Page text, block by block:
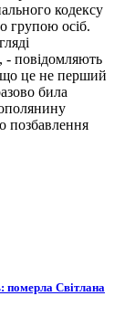
кодексу
групою осіб.
- повідомляють
що це не перший
била
позбавлення
померла Світлана